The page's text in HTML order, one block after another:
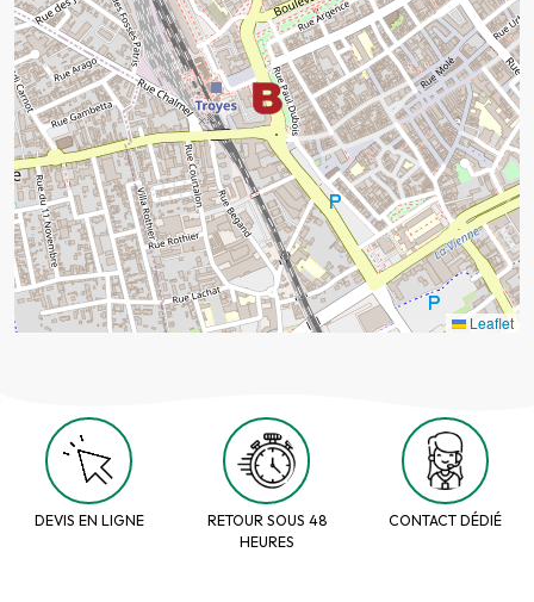
Leaflet
DEVIS EN LIGNE
RETOUR SOUS 48
HEURES
CONTACT DÉDIÉ